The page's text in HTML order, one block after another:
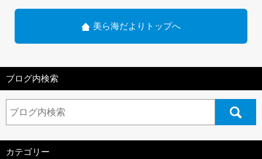
美ら海だよりトップへ
ブログ内検索
カテゴリー